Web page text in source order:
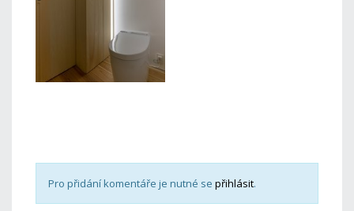
Pro přidání komentáře je nutné se přihlásit.